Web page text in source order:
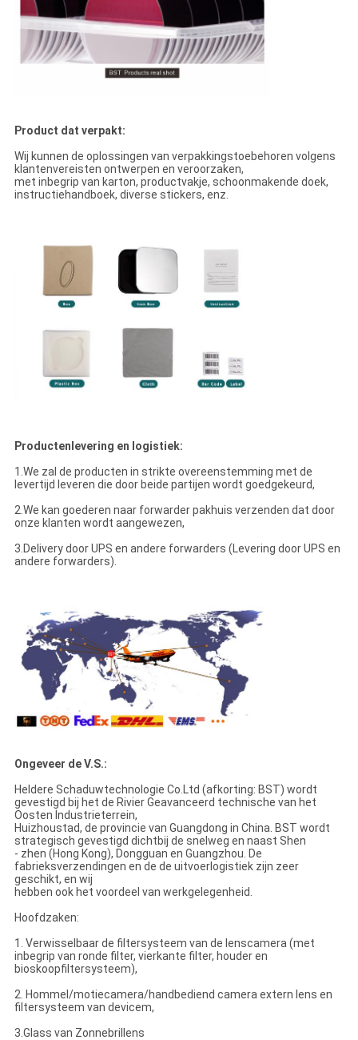
Product dat verpakt:
Wij kunnen de oplossingen van verpakkingstoebehoren volgens
klantenvereisten ontwerpen en veroorzaken,
met inbegrip van karton, productvakje, schoonmakende doek,
instructiehandboek, diverse stickers, enz.
Productenlevering en logistiek:
1.We zal de producten in strikte overeenstemming met de
levertijd leveren die door beide partijen wordt goedgekeurd,
2.We kan goederen naar forwarder pakhuis verzenden dat door
onze klanten wordt aangewezen,
3.Delivery door UPS en andere forwarders (Levering door UPS en
andere forwarders).
Ongeveer de V.S.:
Heldere Schaduwtechnologie Co.Ltd (afkorting: BST) wordt
gevestigd bij het de Rivier Geavanceerd technische van het
Oosten Industrieterrein,
Huizhoustad, de provincie van Guangdong in China. BST wordt
strategisch gevestigd dichtbij de snelweg en naast Shen
- zhen (Hong Kong), Dongguan en Guangzhou. De
fabrieksverzendingen en de de uitvoerlogistiek zijn zeer
geschikt, en wij
hebben ook het voordeel van werkgelegenheid.
Hoofdzaken:
1. Verwisselbaar de filtersysteem van de lenscamera (met
inbegrip van ronde filter, vierkante filter, houder en
bioskoopfiltersysteem),
2. Hommel/motiecamera/handbediend camera extern lens en
filtersysteem van devicem,
3.Glass van Zonnebrillens